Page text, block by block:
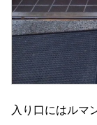
入り口にはルマ